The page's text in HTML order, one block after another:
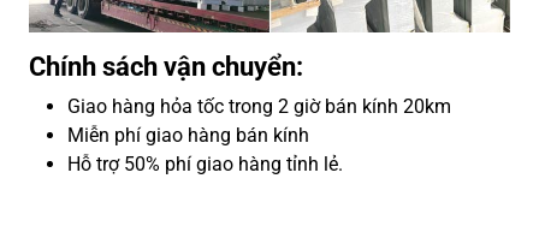
Chính sách vận chuyển:
Giao hàng hỏa tốc trong 2 giờ bán kính 20km
Miễn phí giao hàng bán kính
Hỗ trợ 50% phí giao hàng tỉnh lẻ.